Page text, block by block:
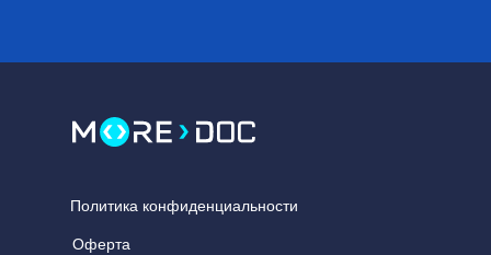
Оферта
Политика конфиденциальности